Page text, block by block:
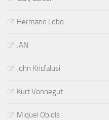
Hermano Lobo
JAN
John Kricfalusi
Kurt Vonnegut
Miquel Obiols